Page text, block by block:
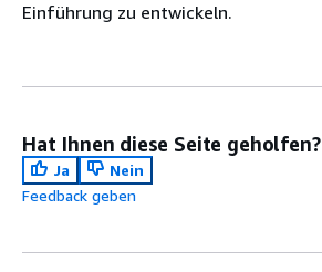
Einführung zu entwickeln.
Hat Ihnen diese Seite geholfen?
Ja
Nein
Feedback geben